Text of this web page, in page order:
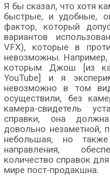
Я бы сказал, что хотя
быстрые, и удобные,
фактор, который
вариантов
VFX), которые в
невозможны. Например,
которым Джош [из
YouTube] и я
невозможно в том
осуществили, без
камера-свидетель
справки, она
довольно незаметной,
небольшая, но
направления,
количество справок
мире пост-продакшна.